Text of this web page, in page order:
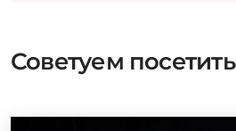
Советуем посетить